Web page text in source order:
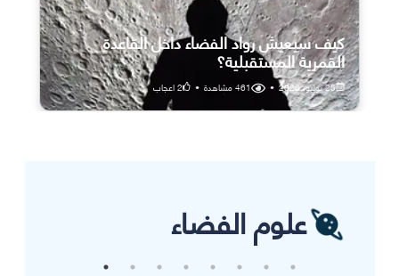
كيف سيعيش رواد الفضاء داخل القاعدة
القمرية المستقبلية؟
25 يوليو، 2026 •
461مشاهدة •
2اعجاب
علوم الفضاء